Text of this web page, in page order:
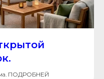
ПОДРОБНЕЙ